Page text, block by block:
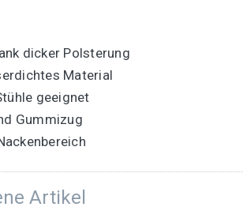
dicker Polsterung
Material
geeignet
Gummizug
Artikel